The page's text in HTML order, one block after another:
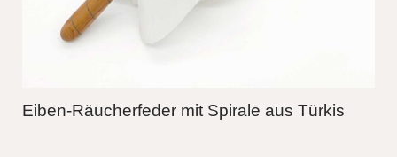
Eiben-Räucherfeder mit Spirale aus Türkis